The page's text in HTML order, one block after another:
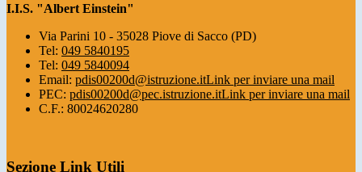
I.I.S. "Albert Einstein"
Via Parini 10 - 35028 Piove di Sacco (PD)
Tel: 049 5840195
Tel: 049 5840094
Email: pdis00200d@istruzione.itLink per inviare una mail
PEC: pdis00200d@pec.istruzione.itLink per inviare una mail
C.F.: 80024620280
Sezione Link Utili